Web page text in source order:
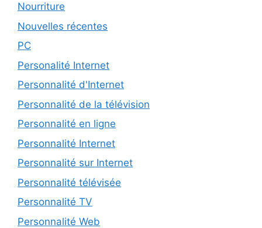
Nourriture
Nouvelles récentes
PC
Personalité Internet
Personnalité d'Internet
Personnalité de la télévision
Personnalité en ligne
Personnalité Internet
Personnalité sur Internet
Personnalité télévisée
Personnalité TV
Personnalité Web